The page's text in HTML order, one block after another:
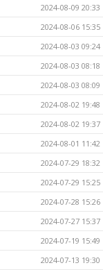
2024-08-09 20:33
2024-08-06 15:35
2024-08-03 09:24
2024-08-03 08:18
2024-08-03 08:09
2024-08-02 19:48
2024-08-02 19:37
2024-08-01 11:42
2024-07-29 18:32
2024-07-29 15:25
2024-07-28 15:26
2024-07-27 15:37
2024-07-19 15:49
2024-07-13 19:30